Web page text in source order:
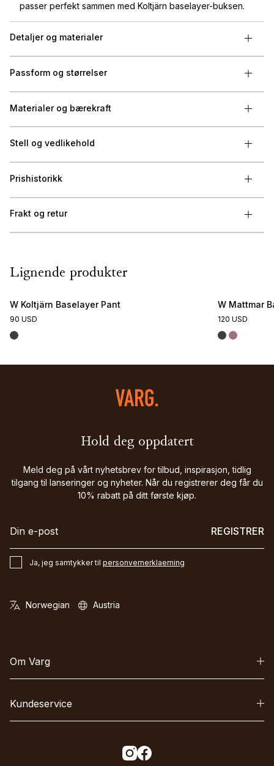
passer perfekt sammen med Koltjärn baselayer-buksen.
Detaljer og materialer
Passform og størrelser
Materialer og bærekraft
Stell og vedlikehold
Prishistorikk
Frakt og retur
Lignende produkter
W Koltjärn Baselayer Pant
90 USD
W Mattmar
120 USD
Hold deg oppdatert
Meld deg på vårt nyhetsbrev for tilbud, inspirasjon, tidlig
tilgang til lanseringer og nyheter. Når du registrerer deg får du
10% rabatt på ditt første kjøp.
REGISTRER
Ja, jeg samtykker til personvernerklaerning
Om Varg
Kundeservice